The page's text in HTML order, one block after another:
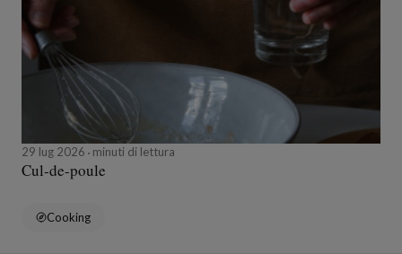
29 lug 2026 minuti di lettura
Cul-de-poule
Cooking